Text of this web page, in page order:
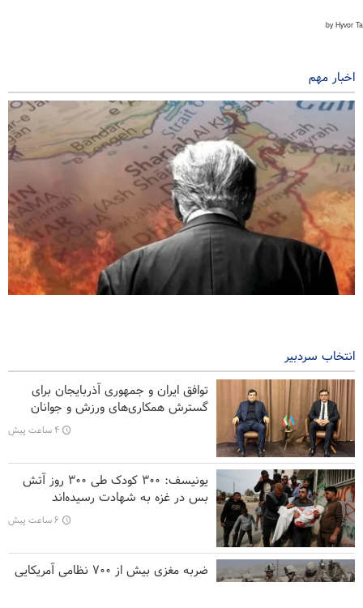
اخبار مهم
۱۰ اتحادیه کارگری خواستار لغو مجوز استفاده آمریکا از پایگاه‌های
انگلیس علیه ایران شدند
تفسیر | چرا لابی صهیونیسم در آمریکا دیگر مانند گذشته اثرگذار
نیست؟
نظرسنجی رویترز: مردم آمریکا جنگ با ایران را عامل بی‌ثباتی می‌دانند
سندرز: ترامپ فاسد، آمریکا را وارد یک جنگ فاجعه بار کرده است
انتخاب سردبیر
توافق ایران و جمهوری آذربایجان برای
گسترش همکاری‌های ورزش و جوانان
۴ ساعت پیش
یونیسف: ۳۰۰ کودک طی ۳۰۰ روز آتش
بس در غزه به شهادت رسیده‌اند
۶ ساعت پیش
ضربه مغزی بیش از ۷۰۰ نظامی آمریکایی